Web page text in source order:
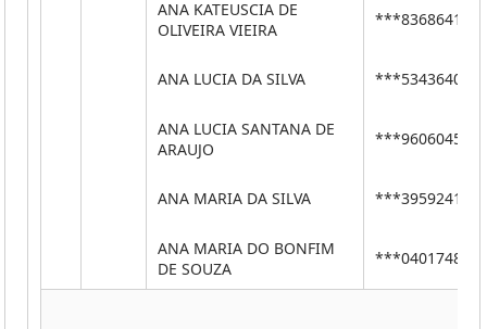
ANA KATEUSCIA DE
OLIVEIRA VIEIRA
***83686418**
ANA LUCIA DA SILVA ***53436404**
ANA LUCIA SANTANA DE
ARAUJO
***96060455**
ANA MARIA DA SILVA ***39592417**
ANA MARIA DO BONFIM
DE SOUZA
***04017488**